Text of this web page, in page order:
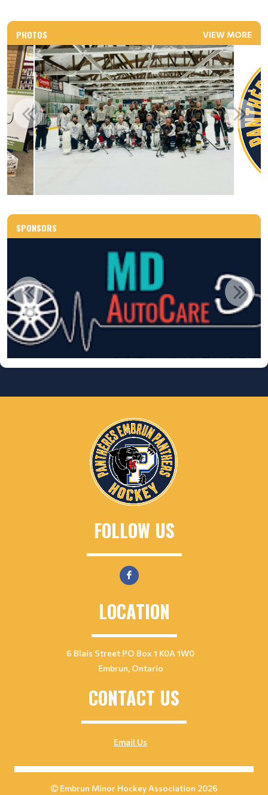
PHOTOS VIEW MORE
SPONSORS
FOLLOW US
LOCATION
6 Blais Street PO Box 1 K0A 1W0
Embrun, Ontario
CONTACT US
Email Us
Embrun Minor Hockey Association 2026